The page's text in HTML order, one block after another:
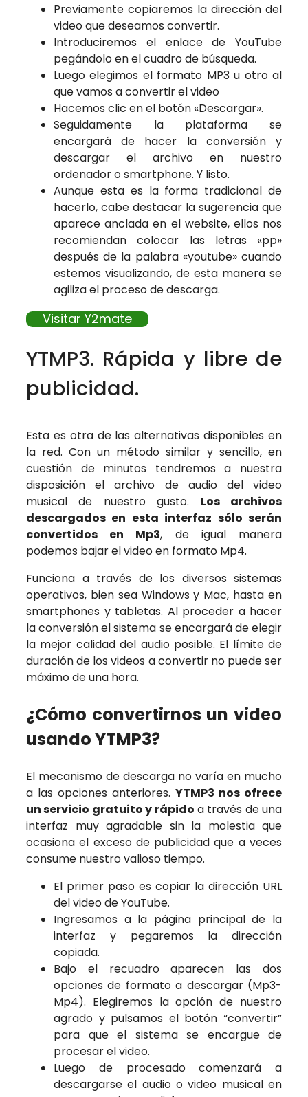
Previamente copiaremos la dirección del
video que deseamos convertir.
Introduciremos el enlace de YouTube
pegándolo en el cuadro de búsqueda.
Luego elegimos el formato MP3 u otro al
que vamos a convertir el video
Hacemos clic en el botón «Descargar».
Seguidamente la plataforma se
encargará de hacer la conversión y
descargar el archivo en nuestro
ordenador o smartphone. Y listo.
Aunque esta es la forma tradicional de
hacerlo, cabe destacar la sugerencia que
aparece anclada en el website, ellos nos
recomiendan colocar las letras «pp»
después de la palabra «youtube» cuando
estemos visualizando, de esta manera se
agiliza el proceso de descarga.
Visitar Y2mate
YTMP3. Rápida y libre de
publicidad.
Esta es otra de las alternativas disponibles en
la red. Con un método similar y sencillo, en
cuestión de minutos tendremos a nuestra
disposición el archivo de audio del video
musical de nuestro gusto. Los archivos
descargados en esta interfaz sólo serán
convertidos en Mp3, de igual manera
podemos bajar el video en formato Mp4.
Funciona a través de los diversos sistemas
operativos, bien sea Windows y Mac, hasta en
smartphones y tabletas. Al proceder a hacer
la conversión el sistema se encargará de elegir
la mejor calidad del audio posible. El límite de
duración de los videos a convertir no puede ser
máximo de una hora.
¿Cómo convertirnos un video
usando YTMP3?
El mecanismo de descarga no varía en mucho
a las opciones anteriores. YTMP3 nos ofrece
un servicio gratuito y rápido a través de una
interfaz muy agradable sin la molestia que
ocasiona el exceso de publicidad que a veces
consume nuestro valioso tiempo.
El primer paso es copiar la dirección URL
del video de YouTube.
Ingresamos a la página principal de la
interfaz y pegaremos la dirección
copiada.
Bajo el recuadro aparecen las dos
opciones de formato a descargar (Mp3-
Mp4). Elegiremos la opción de nuestro
agrado y pulsamos el botón “convertir”
para que el sistema se encargue de
procesar el video.
Luego de procesado comenzará a
descargarse el audio o video musical en